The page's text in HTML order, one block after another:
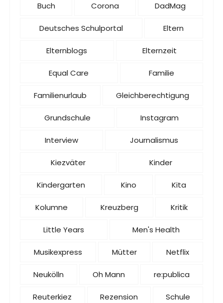
Buch Corona DadMag
Deutsches Schulportal Eltern
Elternblogs Elternzeit
Equal Care Familie
Familienurlaub Gleichberechtigung
Grundschule Instagram
Interview Journalismus
Kiezväter Kinder
Kindergarten Kino Kita
Kolumne Kreuzberg Kritik
Little Years Men's Health
Musikexpress Mütter Netflix
Neukölln Oh Mann re:publica
Reuterkiez Rezension Schule